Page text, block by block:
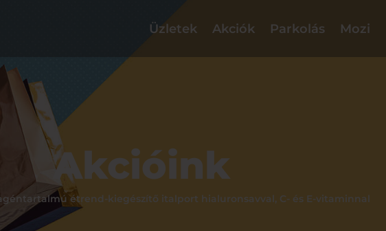
Üzletek Akciók Parkolás Mozi
Akcióink
étrend-kiegészítő italport hialuronsavval, C- és E-vitaminnal